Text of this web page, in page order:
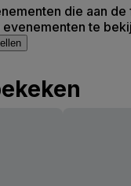
die aan
te